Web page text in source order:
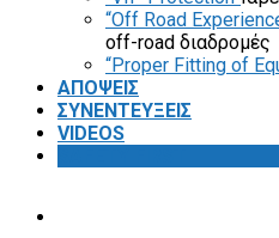
“Off Road
off-road διαδρομές
“Proper Fitting of
ΑΠΟΨΕΙΣ
ΣΥΝΕΝΤΕΥΞΕΙΣ
VIDEOS